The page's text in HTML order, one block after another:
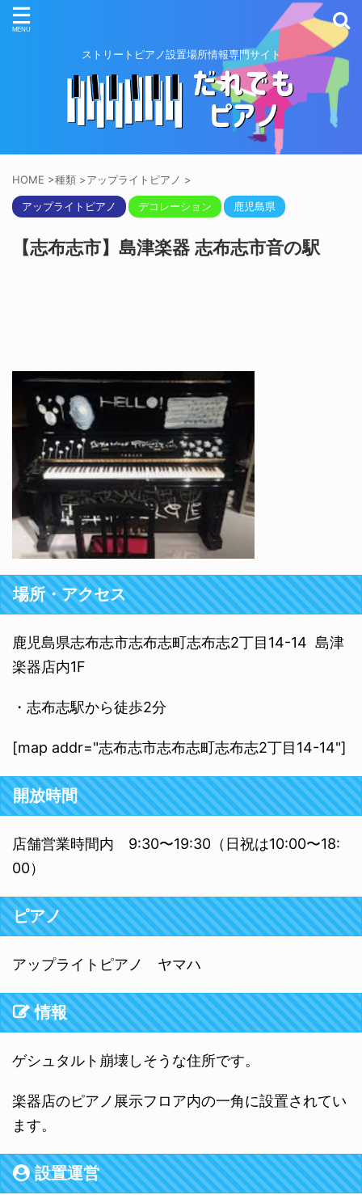
ストリートピアノ設置場所情報専門サイト
HOME >種類 >アップライトピアノ >
アップライトピアノ デコレーション 鹿児島県
【志布志市】島津楽器 志布志市音の駅
場所・アクセス
鹿児島県志布志市志布志町志布志2丁目14-14 島津
楽器店内1F
・志布志駅から徒歩2分
[map addr="志布志市志布志町志布志2丁目14-14"]
開放時間
店舗営業時間内 9:30〜19:30（日祝は10:00〜18:
00）
ピアノ
アップライトピアノ ヤマハ
情報
ゲシュタルト崩壊しそうな住所です。
楽器店のピアノ展示フロア内の一角に設置されてい
ます。
設置運営